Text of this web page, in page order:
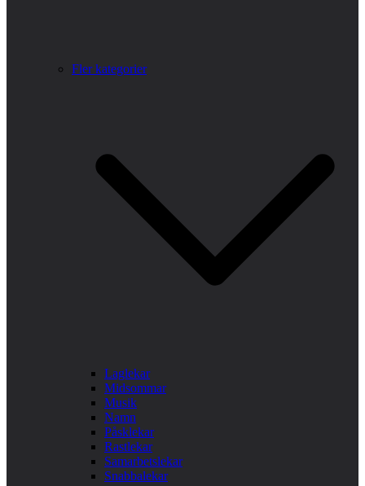
Fler kategorier
Laglekar
Midsommar
Musik
Namn
Påsklekar
Rastlekar
Samarbetslekar
Snabbalekar